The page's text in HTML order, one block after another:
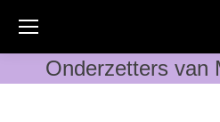
Onderzetters van